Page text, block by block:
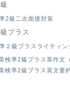
2級二次面接対策
プラス
２級プラスライティン
検準2級プラス英作文
検準2級プラス英文要